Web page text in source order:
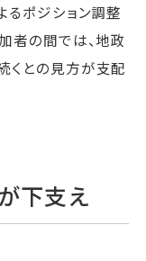
るポジション調整
者の間では、地政
くとの見方が支配
下支え